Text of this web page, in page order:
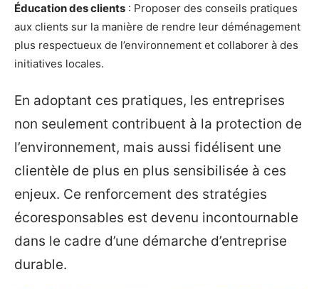
Éducation des clients : Proposer des conseils pratiques
aux clients sur la manière de rendre leur déménagement
plus respectueux de l’environnement et collaborer à des
initiatives locales.
En adoptant ces pratiques, les entreprises
non seulement contribuent à la protection de
l’environnement, mais aussi fidélisent une
clientèle de plus en plus sensibilisée à ces
enjeux. Ce renforcement des stratégies
écoresponsables est devenu incontournable
dans le cadre d’une démarche d’entreprise
durable.